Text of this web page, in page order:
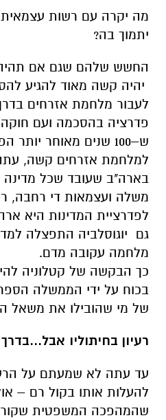
מה יקרה עם רשות עצמאית
יתמוך בה?
החשש שלהם שגם אם תהיה
יהיה קשה מאוד להגיע
לעבור מלחמת אזרחים
פדרציה בהסכמה ועם
ש–100 שנים מאוחר
למלחמת אזרחים קשה, עתה
בארה"ב שעובד שכל מדינה
משלה ועצמאות די רחבה,
לפדרציית המדינות היא
גם יוגוסלביה התפצלה
מלחמה עקובה מדם.
כך הבקשה של קטלוניה
בכוח על ידי הממשלה
של מי שהובילו את משאל
רעיון בחיתוליו אבל...בדרך
עד עתה לא שמעתם על
להעלות אותו בקול רם –
שהמהפכה המשפטית